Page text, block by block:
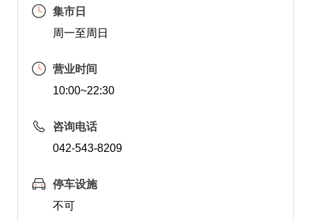
集市日
周一至周日
营业时间
10:00~22:30
咨询电话
042-543-8209
停车设施
不可